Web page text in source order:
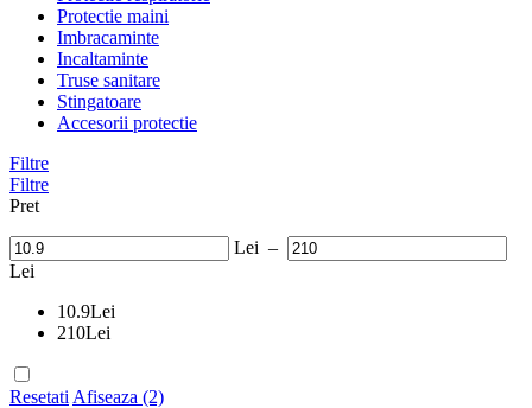
Protectie maini
Imbracaminte
Incaltaminte
Truse sanitare
Stingatoare
Accesorii protectie
Filtre
Filtre
Pret
Lei –
Lei
10.9Lei
210Lei
Resetati Afiseaza (2)